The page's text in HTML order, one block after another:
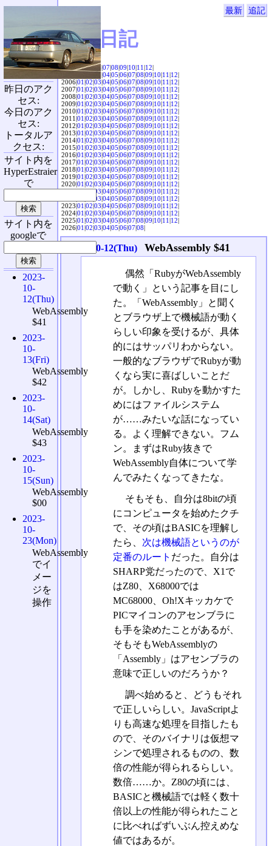
最新 追記
SVX日記
2004|04|05|06|07|08|09|10|11|12|
|04|05|06|07|08|09|10|11|12|
2006|01|02|03|04|05|06|07|08|09|10|11|12|
2007|01|02|03|04|05|06|07|08|09|10|11|12|
2008|01|02|03|04|05|06|07|08|09|10|11|12|
2009|01|02|03|04|05|06|07|08|09|10|11|12|
2010|01|02|03|04|05|06|07|08|09|10|11|12|
2011|01|02|03|04|05|06|07|08|09|10|11|12|
2012|01|02|03|04|05|06|07|08|09|10|11|12|
2013|01|02|03|04|05|06|07|08|09|10|11|12|
2014|01|02|03|04|05|06|07|08|09|10|11|12|
2015|01|02|03|04|05|06|07|08|09|10|11|12|
2016|01|02|03|04|05|06|07|08|09|10|11|12|
2017|01|02|03|04|05|06|07|08|09|10|11|12|
2018|01|02|03|04|05|06|07|08|09|10|11|12|
2019|01|02|03|04|05|06|07|08|09|10|11|12|
2020|01|02|03|04|05|06|07|08|09|10|11|12|
2021|01|02|03|04|05|06|07|08|09|10|11|12|
03|04|05|06|07|08|09|10|11|12|
2023|01|02|03|04|05|06|07|08|09|10|11|12|
2024|01|02|03|04|05|06|07|08|09|10|11|12|
2025|01|02|03|04|05|06|07|08|09|10|11|12|
2026|01|02|03|04|05|06|07|08|
2023-10-12(Thu) WebAssembly $41
偶然「RubyがWebAssembly
で動く」という記事を目にし
た。「WebAssembly」と聞く
とブラウザ上で機械語が動く
らしい印象を受けるが、具体
的にはサッパリわからない。
一般的なブラウザでRubyが動
くなら実に喜ばしいことだ
が。しかし、Rubyを動かすた
めにはファイルシステム
が……みたいな話になってい
る。よく理解できない。フム
ン。まずはRuby抜きで
WebAssembly自体について学
んでみたくなってきたな。
そもそも、自分は8bitの頃
にコンピュータを始めたクチ
で、その頃はBASICを理解し
たら、 次は機械語というのが
定番のルート だった。自分は
SHARP党だったので、X1で
はZ80、X68000では
MC68000、Oh!Xキッカケで
PICマイコンのアセンブラに
も手を染めたことがあるが、
そもそもWebAssemblyの
「Assembly」はアセンブラの
意味で正しいのだろうか？
調べ始めると、どうもそれ
で正しいらしい。JavaScriptよ
りも高速な処理を目指したも
ので、そのバイナリは仮想マ
シンで処理されるものの、数
倍の性能が得られるらしい。
数倍……か。Z80の頃には、
BASICと機械語では軽く数十
倍以上の性能が得られたこと
に比べればずいぶん控えめな
値ではあるが。
昨日のアク
セス:
今日のアク
セス:
トータルア
クセス:
サイト内を
HyperEstraier
で
サイト内を
googleで
2023-
10-
12(Thu)
WebAssembly
$41
2023-
10-
13(Fri)
WebAssembly
$42
2023-
10-
14(Sat)
WebAssembly
$43
2023-
10-
15(Sun)
WebAssembly
$00
2023-
10-
23(Mon)
WebAssembly
でイ
メー
ジを
操作